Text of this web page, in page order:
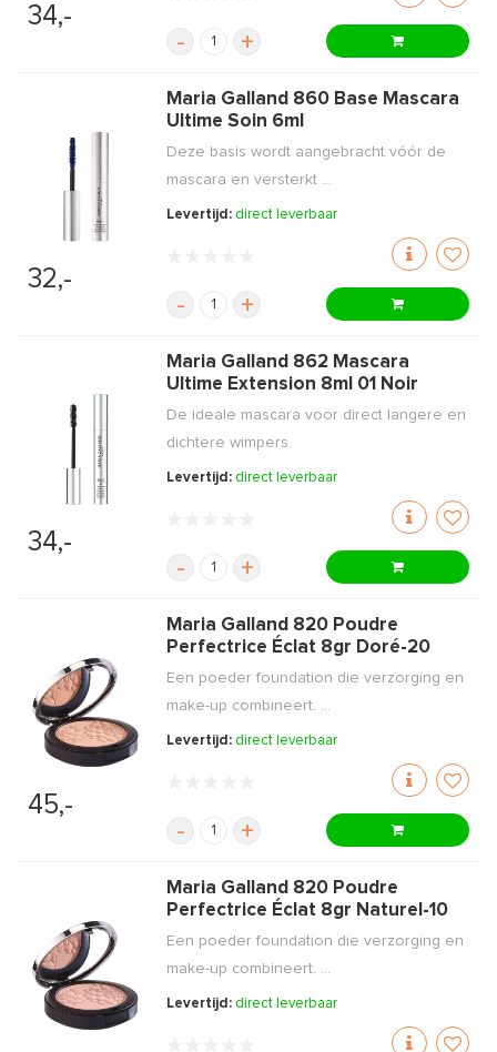
34,-
- +
32,-
Maria Galland 860 Base Mascara
Ultime Soin 6ml
Deze basis wordt aangebracht vóór de
mascara en versterkt ...
Levertijd: direct leverbaar
- +
34,-
Maria Galland 862 Mascara
Ultime Extension 8ml 01 Noir
De ideale mascara voor direct langere en
dichtere wimpers.
Levertijd: direct leverbaar
- +
45,-
Maria Galland 820 Poudre
Perfectrice Éclat 8gr Doré-20
Een poeder foundation die verzorging en
make-up combineert. ...
Levertijd: direct leverbaar
- +
Maria Galland 820 Poudre
Perfectrice Éclat 8gr Naturel-10
Een poeder foundation die verzorging en
make-up combineert. ...
Levertijd: direct leverbaar